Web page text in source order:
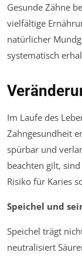
Gesunde Zähne
vielfältige
natürlicher
systematisch
Im Laufe des
Zahngesundheit
spürbar und
beachten gilt,
Risiko für Karies
Speichel und
Speichel trägt
neutralisiert